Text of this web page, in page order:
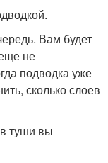
Вам будет
не
подводка уже
сколько слоев
туши вы